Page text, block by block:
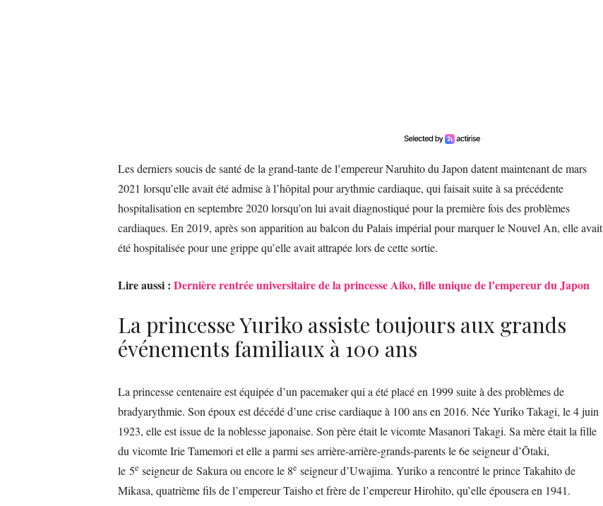
Les derniers soucis de santé de la grand-tante de l’empereur Naruhito du Japon datent maintenant de mars
2021 lorsqu’elle avait été admise à l’hôpital pour arythmie cardiaque, qui faisait suite à sa précédente
hospitalisation en septembre 2020 lorsqu’on lui avait diagnostiqué pour la première fois des problèmes
cardiaques. En 2019, après son apparition au balcon du Palais impérial pour marquer le Nouvel An, elle avait
été hospitalisée pour une grippe qu’elle avait attrapée lors de cette sortie.
Lire aussi : Dernière rentrée universitaire de la princesse Aiko, fille unique de l’empereur du Japon
La princesse Yuriko assiste toujours aux grands
événements familiaux à 100 ans
La princesse centenaire est équipée d’un pacemaker qui a été placé en 1999 suite à des problèmes de
bradyarythmie. Son époux est décédé d’une crise cardiaque à 100 ans en 2016. Née Yuriko Takagi, le 4 juin
1923, elle est issue de la noblesse japonaise. Son père était le vicomte Masanori Takagi. Sa mère était la fille
du vicomte Irie Tamemori et elle a parmi ses arrière-arrière-grands-parents le 6e seigneur d’Ōtaki,
le 5e seigneur de Sakura ou encore le 8e seigneur d’Uwajima. Yuriko a rencontré le prince Takahito de
Mikasa, quatrième fils de l’empereur Taisho et frère de l’empereur Hirohito, qu’elle épousera en 1941.